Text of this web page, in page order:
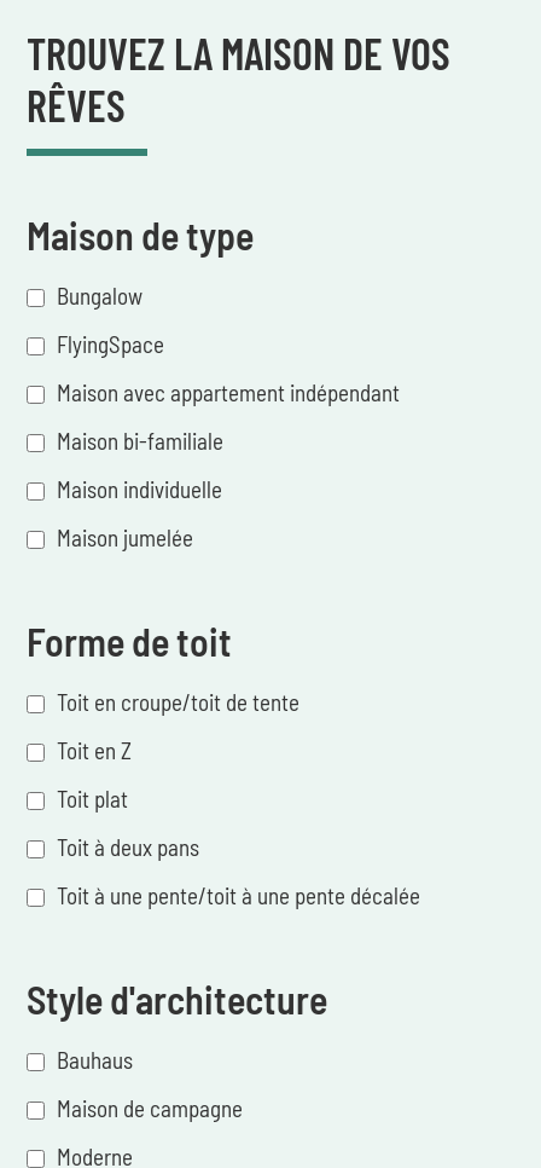
TROUVEZ LA MAISON DE VOS
RÊVES
Maison de type
Bungalow
FlyingSpace
Maison avec appartement indépendant
Maison bi-familiale
Maison individuelle
Maison jumelée
Forme de toit
Toit en croupe/toit de tente
Toit en Z
Toit plat
Toit à deux pans
Toit à une pente/toit à une pente décalée
Style d'architecture
Bauhaus
Maison de campagne
Moderne